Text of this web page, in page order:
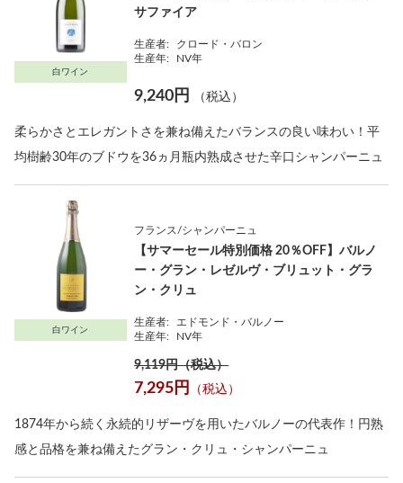
白ワイン
サファイア
生産者:
クロード・バロン
生産年:
NV年
9,240円 （税込）
柔らかさとエレガントさを兼ね備えたバランスの良い味わい！平
均樹齢30年のブドウを36ヵ月瓶内熟成させた辛口シャンパーニュ
白ワイン
フランス/シャンパーニュ
【サマーセール特別価格 20％OFF】バルノ
ー・グラン・レゼルヴ・ブリュット・グラ
ン・クリュ
生産者:
エドモンド・バルノー
生産年:
NV年
9,119円（税込）
7,295円 （税込）
1874年から続く永続的リザーヴを用いたバルノーの代表作！円熟
感と品格を兼ね備えたグラン・クリュ・シャンパーニュ